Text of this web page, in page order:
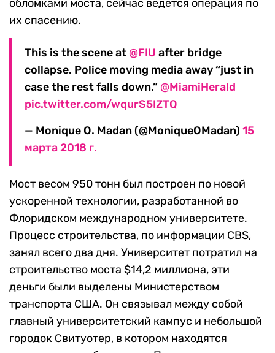
обломками моста, сейчас ведется операция по
их спасению.
This is the scene at @FIU after bridge
collapse. Police moving media away “just in
case the rest falls down.” @MiamiHerald
pic.twitter.com/wqurS5IZTQ
— Monique O. Madan (@MoniqueOMadan) 15
марта 2018 г.
Мост весом 950 тонн был построен по новой
ускоренной технологии, разработанной во
Флоридском международном университете.
Процесс строительства, по информации CBS,
занял всего два дня. Университет потратил на
строительство моста $14,2 миллиона, эти
деньги были выделены Министерством
транспорта США. Он связывал между собой
главный университетский кампус и небольшой
городок Свитуотер, в котором находятся